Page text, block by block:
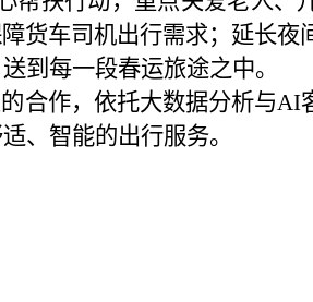
货车司机出行需求；延长夜
到每一段春运旅途之中。
合作，依托大数据分析与AI
、智能的出行服务。